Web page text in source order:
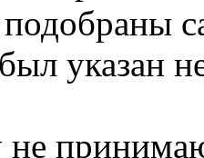
указан
не